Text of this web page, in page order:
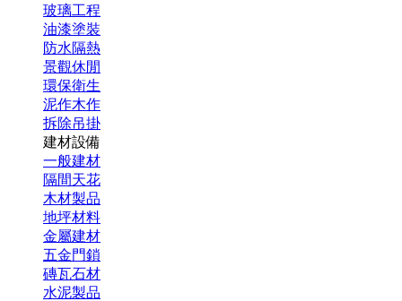
玻璃工程
油漆塗裝
防水隔熱
景觀休閒
環保衛生
泥作木作
拆除吊掛
建材設備
一般建材
隔間天花
木材製品
地坪材料
金屬建材
五金門鎖
磚瓦石材
水泥製品